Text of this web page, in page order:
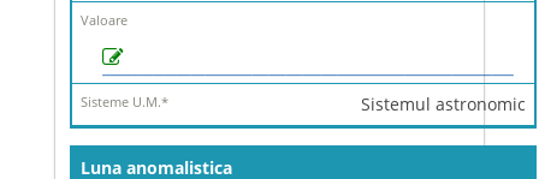
Sistemul astronomic
Luna anomalistica